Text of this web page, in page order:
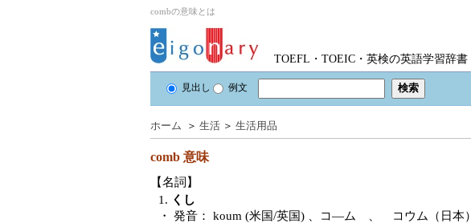
combの意味とは
TOEFL・TOEIC・英検の英語学習辞書
見出し 例文
ホーム ＞ 生活 ＞ 生活用品
comb 意味
【名詞】
1. くし
・ 発音：
koum (米国/英国) 、コ―ム 、 コウム（日本）